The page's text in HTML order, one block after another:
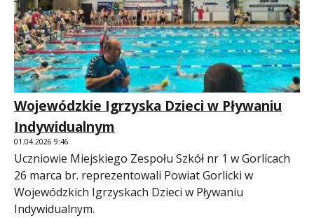
Wojewódzkie Igrzyska Dzieci w Pływaniu
Indywidualnym
01.04.2026 9:46
Uczniowie Miejskiego Zespołu Szkół nr 1 w Gorlicach
26 marca br. reprezentowali Powiat Gorlicki w
Wojewódzkich Igrzyskach Dzieci w Pływaniu
Indywidualnym.